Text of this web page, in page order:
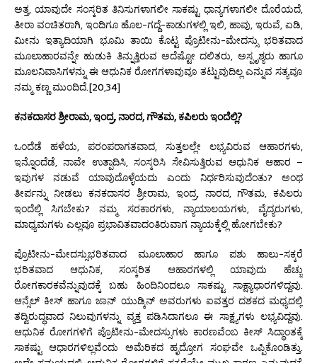
ಅತ್ತ, ಯಾವುದೇ ಸಂಸ್ಕರಿತ ತಿನಿಸುಗಳಾಗಲೀ ಸಾಕಷ್ಟು ಧಾನ್ಯಗಳಾಗಲೀ ದೊರೆಯದೆ,
ತೀರಾ ವಂಚಿತರಾಗಿ, ಇಂದಿಗೂ ಹೊಲ-ಗದ್ದೆ-ಕಾಡುಗಳಲ್ಲಿ ಇಲಿ, ಹಾವು, ಇರುವೆ, ಏಡಿ,
ಮೀನು ಇತ್ಯಾದಿಯಾಗಿ ಭೂಮಿ ತಾಯಿ ಕೊಟ್ಟ ಪ್ರೊಟೀನು-ಮೇದಸ್ಸು ಭರಿತವಾದ
ಮೂಲಾಹಾರವನ್ನೇ ಹುಡುಕಿ ತಿನ್ನುತ್ತಿರುವ ಅದೆಷ್ಟೋ ದಲಿತರು, ಅಸ್ಪೃಶ್ಯರು ಹಾಗೂ
ಮೂಲನಿವಾಸಿಗಳನ್ನು ಈ ಆಧುನಿಕ ರೋಗಗಳಾವುವೂ ತಟ್ಟುವುದಿಲ್ಲ ಎನ್ನುವ ಸತ್ಯವೂ
ನಮ್ಮ ಕಣ್ಣ ಮುಂದಿದೆ.[20,34]
ಕನಕದಾಸರ ಶ್ರೀರಾಮ, ಇಂದ್ರ, ನಾರದ, ಗೌತಮ, ಕಪಿಲರು ಇಂದೆಲ್ಲಿ?
ಒಂದೆಡೆ ಹಳೆಯ, ಪರಂಪರಾಗತವಾದ, ಸುತ್ತಲಲ್ಲೇ ಲಭ್ಯವಿರುವ ಆಹಾರಗಳು,
ಇನ್ನೊಂದೆಡೆ, ನಾವೇ ಉತ್ಪಾದಿಸಿ, ಸಂಸ್ಕರಿಸಿ ಸೇವಿಸುತ್ತಿರುವ ಆಧುನಿಕ ಆಹಾರ –
ಇವುಗಳ ನಡುವೆ ಯಾವುದೊಳ್ಳೆಯದು ಎಂದು ನಿರ್ಧರಿಸುವುದೆಂತು? ಅಂಥ
ತೀರ್ಪನ್ನು ನೀಡಲು ಕನಕದಾಸರ ಶ್ರೀರಾಮ, ಇಂದ್ರ, ನಾರದ, ಗೌತಮ, ಕಪಿಲರು
ಇಂದೆಲ್ಲಿ ಸಿಗಬೇಕು? ನಮ್ಮ ಸರಕಾರಗಳು, ನ್ಯಾಯಾಲಯಗಳು, ವೈದ್ಯರುಗಳು,
ಮಾಧ್ಯಮಗಳು ಎಲ್ಲವೂ ಪ್ರಭಾವಿತವಾದಂತಿರುವಾಗ ನ್ಯಾಯಕ್ಕೆಲ್ಲಿ ಹೋಗಬೇಕು?
ಪ್ರೊಟೀನು-ಮೇದಸ್ಸುಭರಿತವಾದ ಮೂಲಾಹಾರ ಹಾಗೂ ಪಶು ಹಾಲು-ಸಕ್ಕರೆ
ಭರಿತವಾದ ಆಧುನಿಕ, ಸಂಸ್ಕರಿತ ಆಹಾರಗಳಲ್ಲಿ ಯಾವುದು ಹೆಚ್ಚು
ರೋಗಕಾರಕವೆನ್ನುವುದಕ್ಕೆ ಬಹು ಹಿಂದಿನಿಂದಲೂ ಸಾಕಷ್ಟು ಸಾಕ್ಷ್ಯಾಧಾರಗಳಿದ್ದವು.
ಆನ್ಸೆಲ್ ಕೀಸ್ ಹಾಗೂ ಜಾನ್ ಯುಡ್ಕಿನ್ ಅವರುಗಳು ಐವತ್ತರ ದಶಕದ ಮಧ್ಯದಲ್ಲಿ
ತದ್ವಿರುದ್ಧವಾದ ನಿಲುವುಗಳನ್ನು ವ್ಯಕ್ತ ಪಡಿಸಿದಾಗಲೂ ಈ ಸಾಕ್ಷ್ಯಗಳು ಲಭ್ಯವಿದ್ದವು.
ಆಧುನಿಕ ರೋಗಗಳಿಗೆ ಪ್ರೊಟೀನು-ಮೇದಸ್ಸುಗಳು ಕಾರಣವೆಂಬ ಕೀಸ್ ಸಿದ್ಧಾಂತಕ್ಕೆ
ಸಾಕಷ್ಟು ಆಧಾರಗಳಿಲ್ಲವೆಂದು ಅಮೆರಿಕದ ಹೃದ್ರೋಗ ಸಂಘವೇ ಒಪ್ಪಿಕೊಂಡಿತ್ತು.